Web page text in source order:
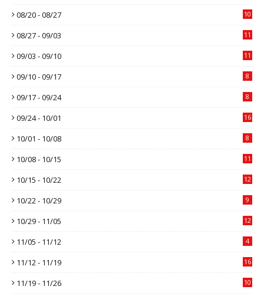
08/20 - 08/27 10
08/27 - 09/03 11
09/03 - 09/10 11
09/10 - 09/17 8
09/17 - 09/24 8
09/24 - 10/01 16
10/01 - 10/08 8
10/08 - 10/15 11
10/15 - 10/22 12
10/22 - 10/29 9
10/29 - 11/05 12
11/05 - 11/12 4
11/12 - 11/19 16
11/19 - 11/26 10